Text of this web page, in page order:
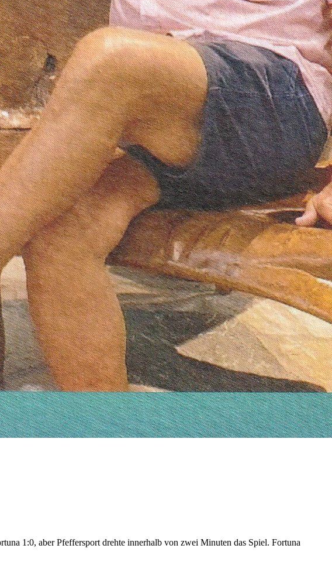
1:0, aber Pfeffersport drehte innerhalb von zwei Minuten das Spiel. Fortuna